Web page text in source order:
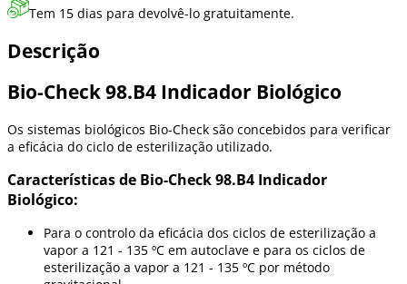
Tem 15 dias para devolvê-lo gratuitamente.
Descrição
Bio-Check 98.B4 Indicador Biológico
Os sistemas biológicos Bio-Check são concebidos para verificar
a eficácia do ciclo de esterilização utilizado.
Características de Bio-Check 98.B4 Indicador
Biológico:
Para o controlo da eficácia dos ciclos de esterilização a
vapor a 121 - 135 ºC em autoclave e para os ciclos de
esterilização a vapor a 121 - 135 ºC por método